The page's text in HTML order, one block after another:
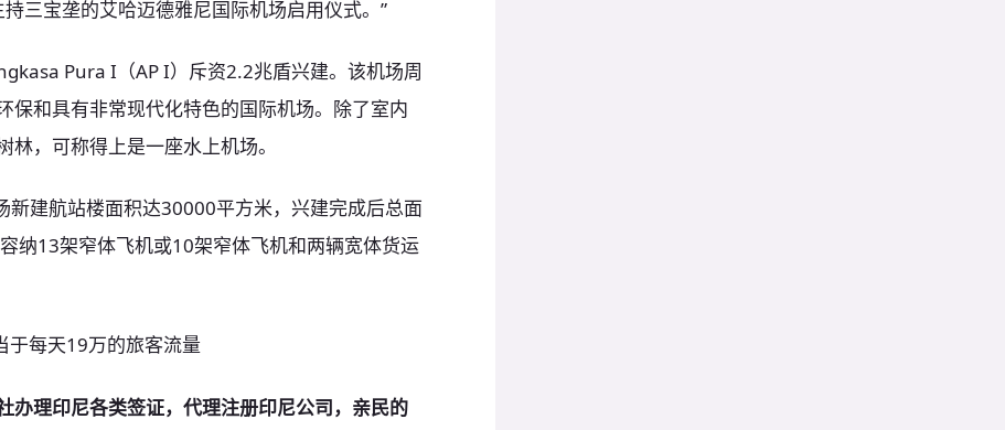
三宝垄的艾哈迈德雅尼国际机场启用仪式。”
Pura I（AP I）斥资2.2兆盾兴建。该机场周
保和具有非常现代化特色的国际机场。除了室内
，可称得上是一座水上机场。
新建航站楼面积达30000平方米，兴建完成后总面
纳13架窄体飞机或10架窄体飞机和两辆宽体货运
于每天19万的旅客流量
办理印尼各类签证，代理注册印尼公司，亲民的